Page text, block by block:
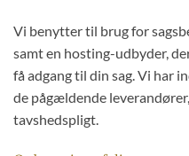
Vi benytter til brug for
samt en hosting-udbyder,
få adgang til din sag. Vi har
de pågældende
tavshedspligt.